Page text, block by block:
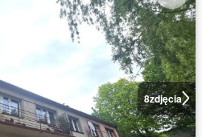
8zdjęcia